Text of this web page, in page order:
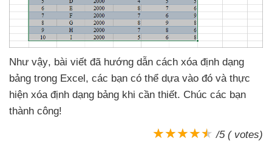
Như vậy, bài viết đã hướng dẫn cách xóa định dạng
bảng trong Excel, các bạn có thể dựa vào đó và thực
hiện xóa định dạng bảng khi cần thiết. Chúc các bạn
thành công!
/5 ( votes)